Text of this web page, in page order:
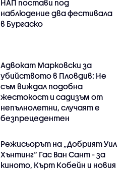
НАП постави под
наблюдение два фестивала
в Бургаско
Адвокат Марковски за
убийството в Пловдив: Не
съм виждал подобна
жестокост и садизъм от
непълнолетни, случаят е
безпрецедентен
Режисьорът на „Добрият Уил
Хънтинг“ Гас Ван Сант - за
киното, Кърт Кобейн и новия